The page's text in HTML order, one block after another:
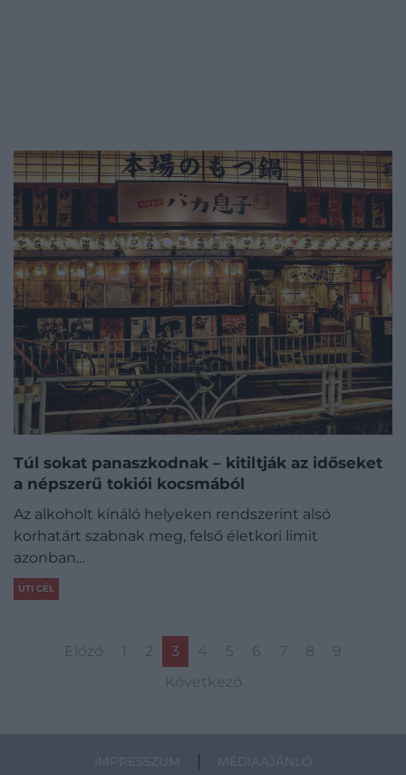
Túl sokat panaszkodnak – kitiltják az időseket
a népszerű tokiói kocsmából
Az alkoholt kínáló helyeken rendszerint alsó
korhatárt szabnak meg, felső életkori limit
azonban…
ÚTI CÉL
Előző 2 3 4 5 6 7 8
9
Következő